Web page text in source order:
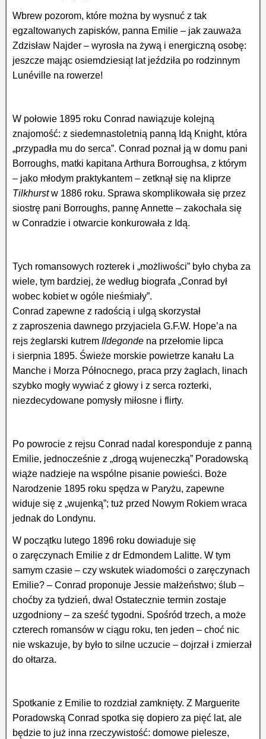
Wbrew pozorom, które można by wysnuć z tak
egzaltowanych zapisków, panna Emilie – jak zauważa
Zdzisław Najder – wyrosła na żywą i energiczną osobę:
jeszcze mając osiemdziesiąt lat jeździła po rodzinnym
Lunéville na rowerze!
W połowie 1895 roku Conrad nawiązuje kolejną
znajomość: z siedemnastoletnią panną Idą Knight, która
„przypadła mu do serca”. Conrad poznał ją w domu pani
Borroughs, matki kapitana Arthura Borroughsa, z którym
– jako młodym praktykantem – zetknął się na kliprze
Tilkhurstw 1886 roku. Sprawa skomplikowała się przez
siostrę pani Borroughs, pannę Annette – zakochała się
w Conradzie i otwarcie konkurowała z Idą.
Tych romansowych rozterek i „możliwości” było chyba za
wiele, tym bardziej, że według biografa „Conrad był
wobec kobiet w ogóle nieśmiały”.
Conrad zapewne z radością i ulgą skorzystał
z zaproszenia dawnego przyjaciela G.F.W. Hope’a na
rejs żeglarski kutrem Ildegonde na przełomie lipca
i sierpnia 1895. Świeże morskie powietrze kanału La
Manche i Morza Północnego, praca przy żaglach, linach
szybko mogły wywiać z głowy i z serca rozterki,
niezdecydowane pomysły miłosne i flirty.
Po powrocie z rejsu Conrad nadal koresponduje z panną
Emilie, jednocześnie z „drogą wujeneczką” Poradowską
wiąże nadzieje na wspólne pisanie powieści. Boże
Narodzenie 1895 roku spędza w Paryżu, zapewne
widuje się z „wujenką”; tuż przed Nowym Rokiem wraca
jednak do Londynu.
W początku lutego 1896 roku dowiaduje się
o zaręczynach Emilie z dr Edmondem Lalitte. W tym
samym czasie – czy wskutek wiadomości o zaręczynach
Emilie? – Conrad proponuje Jessie małżeństwo; ślub –
choćby za tydzień, dwa! Ostatecznie termin zostaje
uzgodniony – za sześć tygodni. Spośród trzech, a może
czterech romansów w ciągu roku, ten jeden – choć nic
nie wskazuje, by było to silne uczucie – dojrzał i zmierzał
do ołtarza.
Spotkanie z Emilie to rozdział zamknięty. Z Marguerite
Poradowską Conrad spotka się dopiero za pięć lat, ale
będzie to już inna rzeczywistość: domowe pielesze,